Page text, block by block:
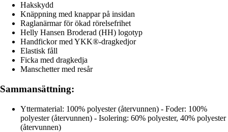
Hakskydd
Knäppning med knappar på insidan
Raglanärmar för ökad rörelsefrihet
Helly Hansen Broderad (HH) logotyp
Handfickor med YKK®-dragkedjor
Elastisk fåll
Ficka med dragkedja
Manschetter med resår
Sammansättning:
Yttermaterial: 100% polyester (återvunnen) - Foder: 100%
polyester (återvunnen) - Isolering: 60% polyester, 40% polyester
(återvunnen)